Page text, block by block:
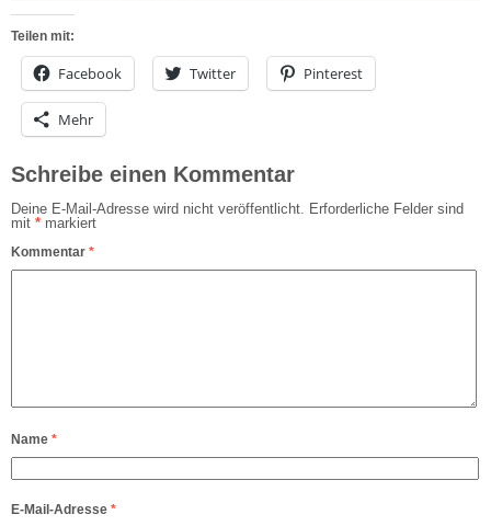
Teilen mit:
Facebook Twitter Pinterest
Mehr
Schreibe einen Kommentar
Deine E-Mail-Adresse wird nicht veröffentlicht. Erforderliche Felder sind
mit * markiert
Kommentar *
Name *
E-Mail-Adresse *